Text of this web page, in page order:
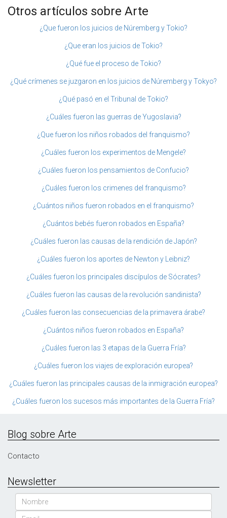
Otros artículos sobre Arte
¿Que fueron los juicios de Núremberg y Tokio?
¿Que eran los juicios de Tokio?
¿Qué fue el proceso de Tokio?
¿Qué crímenes se juzgaron en los juicios de Núremberg y Tokyo?
¿Qué pasó en el Tribunal de Tokio?
¿Cuáles fueron las guerras de Yugoslavia?
¿Que fueron los niños robados del franquismo?
¿Cuáles fueron los experimentos de Mengele?
¿Cuáles fueron los pensamientos de Confucio?
¿Cuáles fueron los crimenes del franquismo?
¿Cuántos niños fueron robados en el franquismo?
¿Cuántos bebés fueron robados en España?
¿Cuáles fueron las causas de la rendición de Japón?
¿Cuáles fueron los aportes de Newton y Leibniz?
¿Cuáles fueron los principales discípulos de Sócrates?
¿Cuáles fueron las causas de la revolución sandinista?
¿Cuáles fueron las consecuencias de la primavera árabe?
¿Cuántos niños fueron robados en España?
¿Cuáles fueron las 3 etapas de la Guerra Fría?
¿Cuáles fueron los viajes de exploración europea?
¿Cuáles fueron las principales causas de la inmigración europea?
¿Cuáles fueron los sucesos más importantes de la Guerra Fría?
Blog sobre Arte
Contacto
Newsletter
Nombre